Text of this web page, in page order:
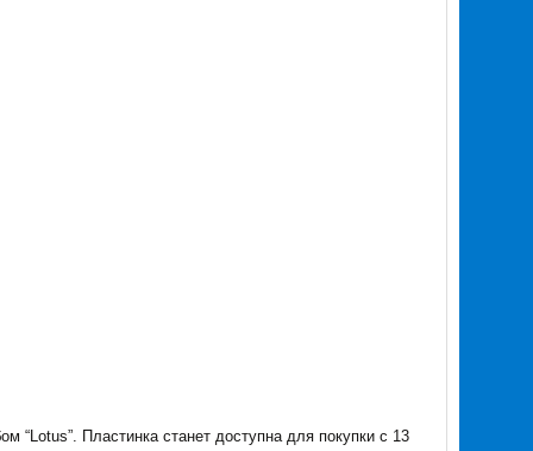
“Lotus”. Пластинка станет доступна для покупки с 13